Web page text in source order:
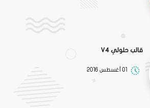
قالب حلولي V4
01 أغسطس 2016